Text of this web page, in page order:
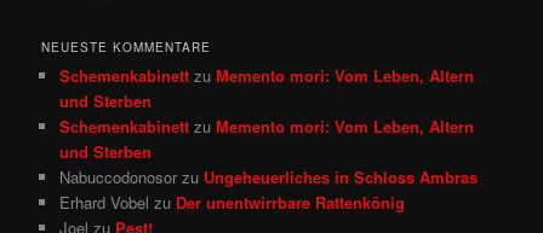
NEUESTE KOMMENTARE
Schemenkabinett zuMemento mori: Vom Leben, Altern
und Sterben
Schemenkabinett zuMemento mori: Vom Leben, Altern
und Sterben
Nabuccodonosor zu Ungeheuerliches in Schloss Ambras
Erhard Vobel zu Der unentwirrbare Rattenkönig
Joel zu Pest!